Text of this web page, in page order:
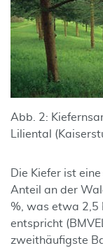
Abb. 2:
Liliental
Die Kiefer ist
Anteil an der
%, was etwa 2,5
entspricht
zweithäufigste